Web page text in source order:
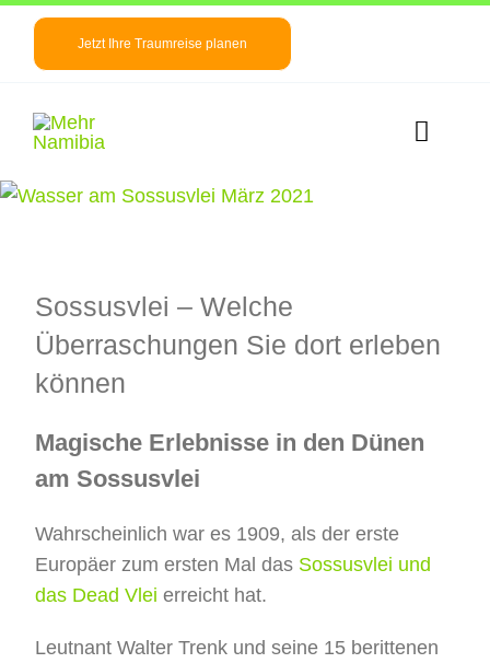
springen
Jetzt Ihre Traumreise planen
Toggle
Reiseideen
Über uns
Zeige
Sossusvlei – Welche
Überraschungen Sie dort erleben
können
Magische Erlebnisse in den Dünen
am Sossusvlei
Wahrscheinlich war es 1909, als der erste
Europäer zum ersten Mal das Sossusvlei und
das Dead Vlei erreicht hat.
Leutnant Walter Trenk und seine 15 berittenen